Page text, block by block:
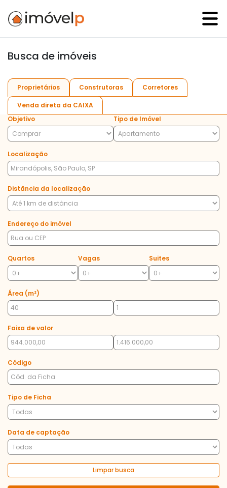
Busca de imóveis
Proprietários Construtoras Corretores
Venda direta da CAIXA
Objetivo
Tipo de Imóvel
Localização
Distância da localização
Endereço do imóvel
Quartos Vagas Suites
Área (m²)
Faixa de valor
Código
Tipo de Ficha
Data de captação
Limpar busca